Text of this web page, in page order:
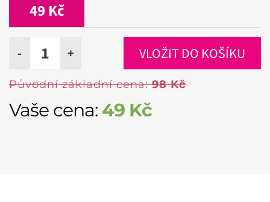
49 Kč
- +
Původní základní cena:98 Kč
Vaše cena: 49 Kč